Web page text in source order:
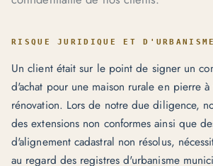
RISQUE JURIDIQUE ET D'URBANISME
Un client était sur le point de signer un
d'achat pour une maison rurale en pierre
rénovation. Lors de notre due diligence,
des extensions non conformes ainsi que
d'alignement cadastral non résolus,
au regard des registres d'urbanisme